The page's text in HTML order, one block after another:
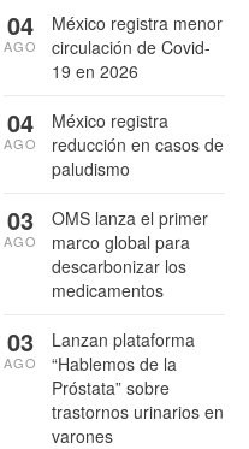
México registra menor
circulación de Covid-
19 en 2026
04
AGO
México registra
reducción en casos de
paludismo
04
AGO
OMS lanza el primer
marco global para
descarbonizar los
medicamentos
03
AGO
Lanzan plataforma
“Hablemos de la
Próstata” sobre
trastornos urinarios en
varones
03
AGO